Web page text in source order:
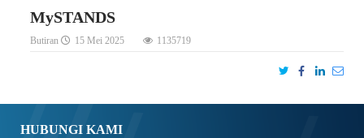
MySTANDS
Butiran 15 Mei 2025 1135719
HUBUNGI KAMI